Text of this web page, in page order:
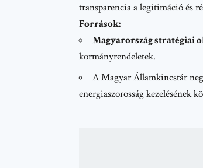
transparencia a legitimáció és
Források:
Magyarország stratégiai
kormányrendeletek.
A Magyar Államkincstár
energiaszorosság kezelésének